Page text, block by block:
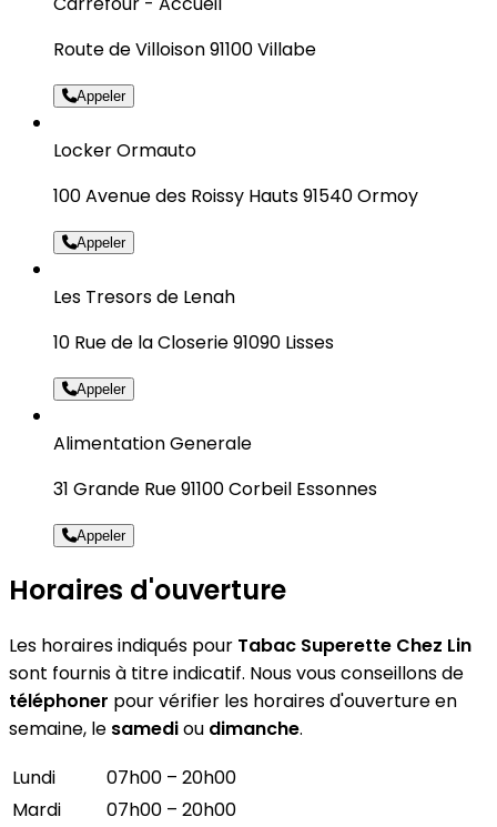
Route de Villoison 91100 Villabe
Appeler
Locker Ormauto
100 Avenue des Roissy Hauts 91540 Ormoy
Appeler
Les Tresors de Lenah
10 Rue de la Closerie 91090 Lisses
Appeler
Alimentation Generale
31 Grande Rue 91100 Corbeil Essonnes
Appeler
Horaires d'ouverture
Les horaires indiqués pour Tabac Superette Chez Lin
sont fournis à titre indicatif. Nous vous conseillons de
téléphoner pour vérifier les horaires d'ouverture en
semaine, le samediou dimanche.
Lundi
07h00 – 20h00
Mardi
07h00 – 20h00